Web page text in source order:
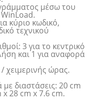
μέσω του
WinLoad.
κύριο κωδικό,
τεχνικού
3 για το κεντρικό
και 1 για αναφορά
χειμερινής ώρας.
διαστάσεις: 20 cm
x 28 cm x 7.6 cm.